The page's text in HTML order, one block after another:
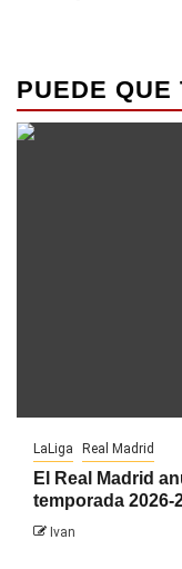
PUEDE QUE
LaLiga Real Madrid
El Real Madrid
temporada 2026-
Ivan